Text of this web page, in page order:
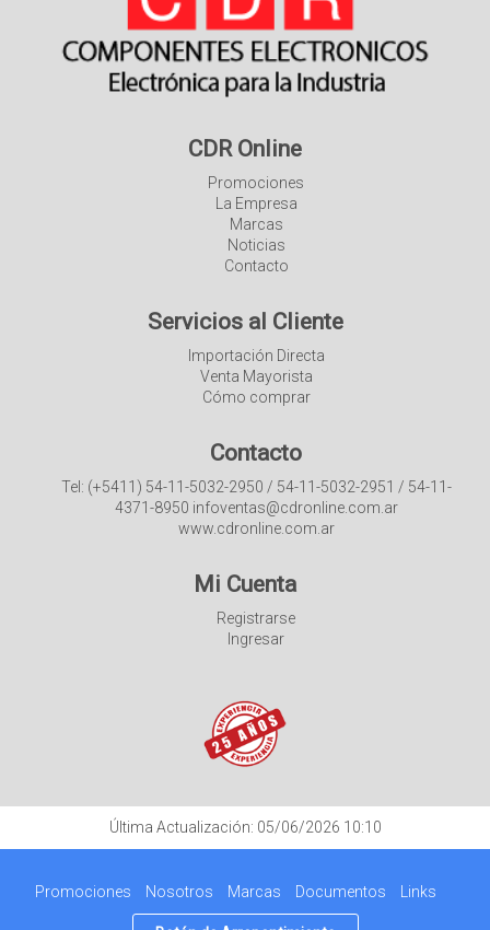
CDR Online
Promociones
La Empresa
Marcas
Noticias
Contacto
Servicios al Cliente
Importación Directa
Venta Mayorista
Cómo comprar
Contacto
Tel: (+5411) 54-11-5032-2950 / 54-11-5032-2951 / 54-11-
4371-8950 infoventas@cdronline.com.ar
www.cdronline.com.ar
Mi Cuenta
Registrarse
Ingresar
Última Actualización: 05/06/2026 10:10
Promociones Nosotros Marcas Documentos Links